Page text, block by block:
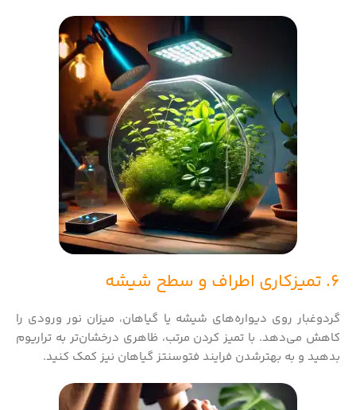
6. تمیزکاری اطراف و سطح شیشه
گردوغبار روی دیواره‌های شیشه یا گیاهان، میزان نور ورودی را
کاهش می‌دهد. با تمیز کردن مرتب، ظاهری درخشان‌تر به تراریوم
بدهید و به بهترشدن فرایند فتوسنتز گیاهان نیز کمک کنید.